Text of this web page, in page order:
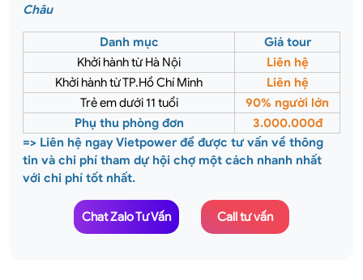
Châu
Danhmục
Giá tour
Khởi hành từ Hà Nội
Liên hệ
Khởi hành từ TP.Hồ Chí Minh
Liên hệ
Trẻ em dưới 11 tuổi
90% người lớn
Phụ thu phòng đơn
3.000.000đ
=> Liên hệ ngay Vietpower để được tư vấn về thông
tin và chi phí tham dự hội chợ một cách nhanh nhất
với chi phí tốt nhất.
Chat Zalo Tư Vấn Call tư vấn